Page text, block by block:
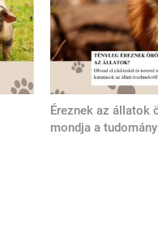
Éreznek az állatok
mondja a tudomány